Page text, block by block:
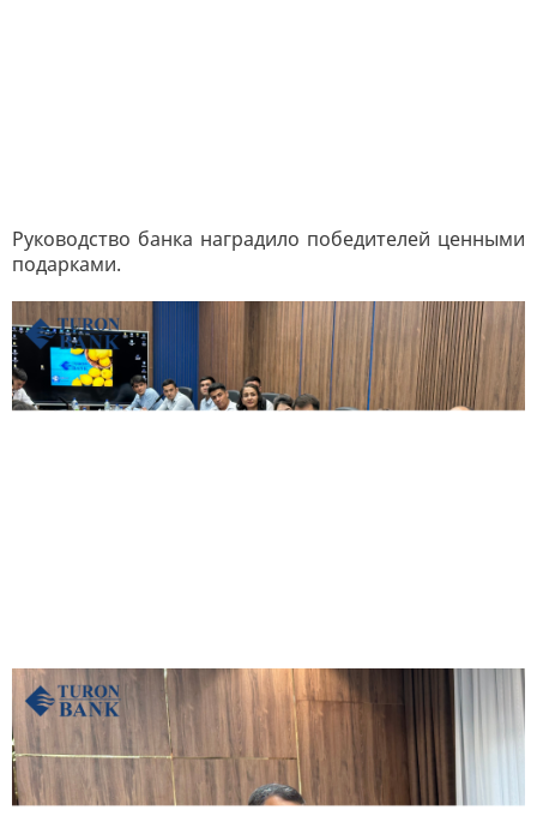
Руководство банка наградило победителей ценными
подарками.